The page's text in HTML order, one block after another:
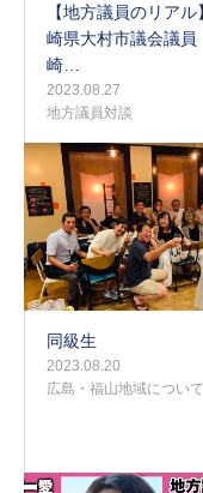
【地方議員のリアル
崎県大村市議会議
崎…
2023.08.27
地方議員対談
同級生
2023.08.20
広島・福山地域について